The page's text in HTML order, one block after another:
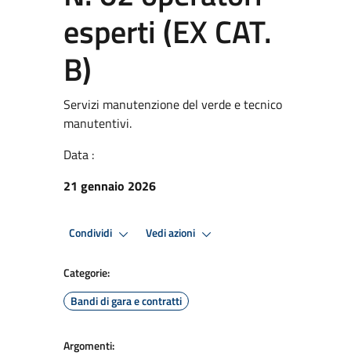
esperti (EX CAT.
B)
Servizi manutenzione del verde e tecnico
manutentivi.
Data :
21 gennaio 2026
Condividi Vedi azioni
Categorie:
Bandi di gara e contratti
Argomenti: